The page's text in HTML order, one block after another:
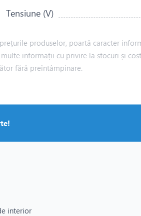
Tensiune (V)
produselor, poartă caracter
informații cu privire la stocuri și
fără preîntâmpinare.
interior